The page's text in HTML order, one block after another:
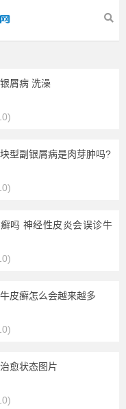
屑病 洗澡
型副银屑病是肉芽肿吗?
吗 神经性皮炎会误诊牛
皮癣怎么会越来越多
愈状态图片